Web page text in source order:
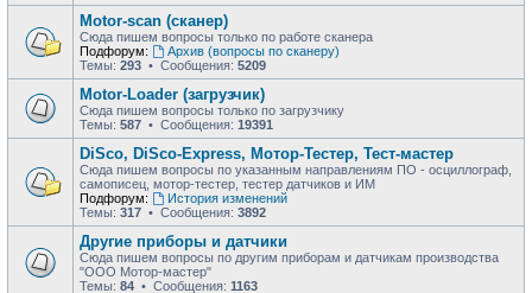
Motor-scan (сканер)
Сюда пишем вопросы только по работе сканера
Подфорум:
Архив (вопросы по сканеру)
Темы: 293 • Сообщения: 5209
Motor-Loader (загрузчик)
Сюда пишем вопросы только по загрузчику
Темы: 587 • Сообщения: 19391
DiSco, DiSco-Express, Мотор-Тестер, Тест-мастер
Сюда пишем вопросы по указанным направлениям ПО - осциллограф,
самописец, мотор-тестер, тестер датчиков и ИМ
Подфорум:
История изменений
Темы: 317 • Сообщения: 3892
Другие приборы и датчики
Сюда пишем вопросы по другим приборам и датчикам производства
"ООО Мотор-мастер"
Темы: 84 • Сообщения: 1163